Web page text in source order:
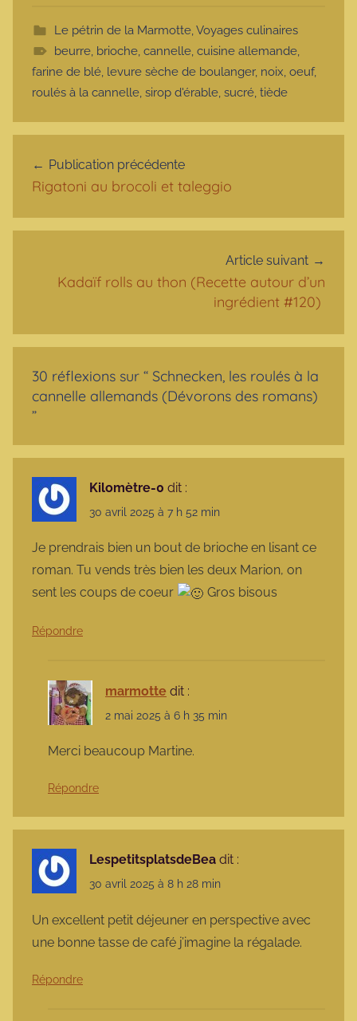
Le pétrin de la Marmotte,Voyages culinaires
beurre, brioche, cannelle, cuisine allemande,
farine de blé, levure sèche de boulanger, noix, oeuf,
roulés à la cannelle, sirop d'érable, sucré, tiède
Publication précédente
Rigatoni au brocoli et taleggio
Article suivant
Kadaïf rolls au thon (Recette autour d’un
ingrédient #120)
30 réflexions sur “ Schnecken, les roulés à la
cannelle allemands (Dévorons des romans)
”
Kilomètre-0 dit :
30 avril 2025 à 7 h 52 min
Je prendrais bien un bout de brioche en lisant ce
roman. Tu vends très bien les deux Marion, on
sent les coups de coeur
Gros bisous
Répondre
marmotte dit :
2 mai 2025 à 6 h 35 min
Merci beaucoup Martine.
Répondre
LespetitsplatsdeBea dit :
30 avril 2025 à 8 h 28 min
Un excellent petit déjeuner en perspective avec
une bonne tasse de café j’imagine la régalade.
Répondre